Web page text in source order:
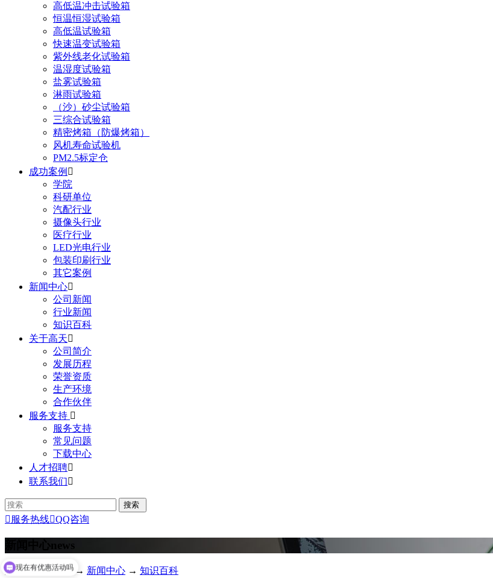
高低温冲击试验箱
恒温恒湿试验箱
高低温试验箱
快速温变试验箱
紫外线老化试验箱
温湿度试验箱
盐雾试验箱
淋雨试验箱
（沙）砂尘试验箱
三综合试验箱
精密烤箱（防爆烤箱）
风机寿命试验机
PM2.5标定仓
成功案例 
学院
科研单位
汽配行业
摄像头行业
医疗行业
LED光电行业
包装印刷行业
其它案例
新闻中心
公司新闻
行业新闻
知识百科
关于高天
公司简介
发展历程
荣誉资质
生产环境
合作伙伴
服务支持 
服务支持
常见问题
下载中心
人才招聘
联系我们
 服务热线QQ咨询
news
您的位置：首页→ 新闻中心 → 知识百科
现在有优惠活动吗